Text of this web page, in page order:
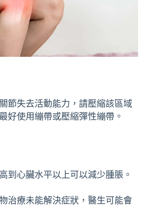
節失去活動能力，請壓縮該區域
好使用繃帶或壓縮彈性繃帶。
到心臟水平以上可以減少腫脹。
治療未能解決症狀，醫生可能會